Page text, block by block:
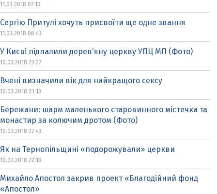
11.03.2018 07:13
Сергію Притулі хочуть присвоїти ще одне звання
11.03.2018 06:43
У Києві підпалили дерев'яну церкву УПЦ МП (Фото)
10.03.2018 23:27
Вчені визначили вік для найкращого сексу
10.03.2018 23:13
Бережани: шарм маленького старовинного містечка та
монастир за колючим дротом (Фото)
10.03.2018 22:43
Як на Тернопільщині «подорожували» церкви
10.03.2018 22:13
Михайло Апостол закрив проект «Благодійний фонд
«Апостол»